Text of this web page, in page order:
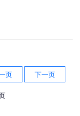
页 下一页